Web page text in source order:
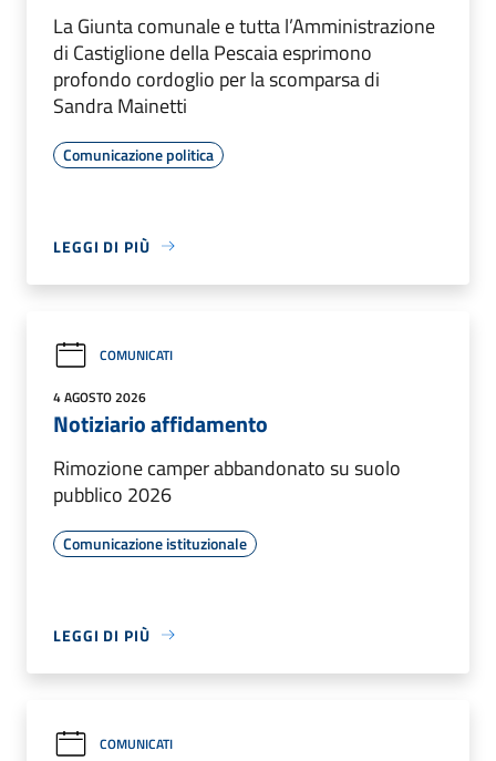
La Giunta comunale e tutta l’Amministrazione
di Castiglione della Pescaia esprimono
profondo cordoglio per la scomparsa di
Sandra Mainetti
Comunicazione politica
LEGGI DI PIÙ
COMUNICATI
4 AGOSTO 2026
Notiziario affidamento
Rimozione camper abbandonato su suolo
pubblico 2026
Comunicazione istituzionale
LEGGI DI PIÙ
COMUNICATI